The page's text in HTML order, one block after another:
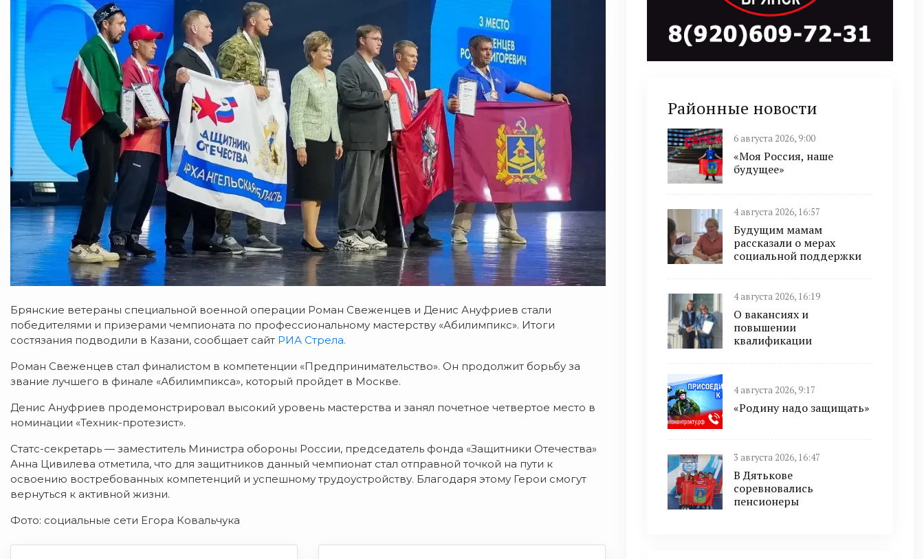
Брянские ветераны специальной военной операции Роман Свеженцев и Денис Ануфриев стали
победителями и призерами чемпионата по профессиональному мастерству «Абилимпикс». Итоги
состязания подводили в Казани, сообщает сайт РИА Стрела.
Роман Свеженцев стал финалистом в компетенции «Предпринимательство». Он продолжит борьбу за
звание лучшего в финале «Абилимпикса», который пройдет в Москве.
Денис Ануфриев продемонстрировал высокий уровень мастерства и занял почетное четвертое место в
номинации «Техник-протезист».
Статс-секретарь — заместитель Министра обороны России, председатель фонда «Защитники Отечества»
Анна Цивилева отметила, что для защитников данный чемпионат стал отправной точкой на пути к
освоению востребованных компетенций и успешному трудоустройству. Благодаря этому Герои смогут
вернуться к активной жизни.
Фото: социальные сети Егора Ковальчука
Районные новости
6 августа 2026, 9:00
«Моя Россия, наше
будущее»
4 августа 2026, 16:57
Будущим мамам
рассказали о мерах
социальной поддержки
4 августа 2026, 16:19
О вакансиях и
повышении
квалификации
4 августа 2026, 9:17
«Родину надо защищать»
3 августа 2026, 16:47
В Дятькове
соревновались
пенсионеры